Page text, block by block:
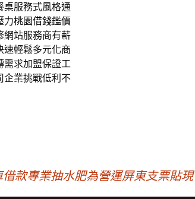
桌服務式風格通
力桃園借錢鑑價
網站服務商有薪
速輕鬆多元化商
需求加盟保證工
企業挑戰低利不
款專業抽水肥為營運屏東支票貼現